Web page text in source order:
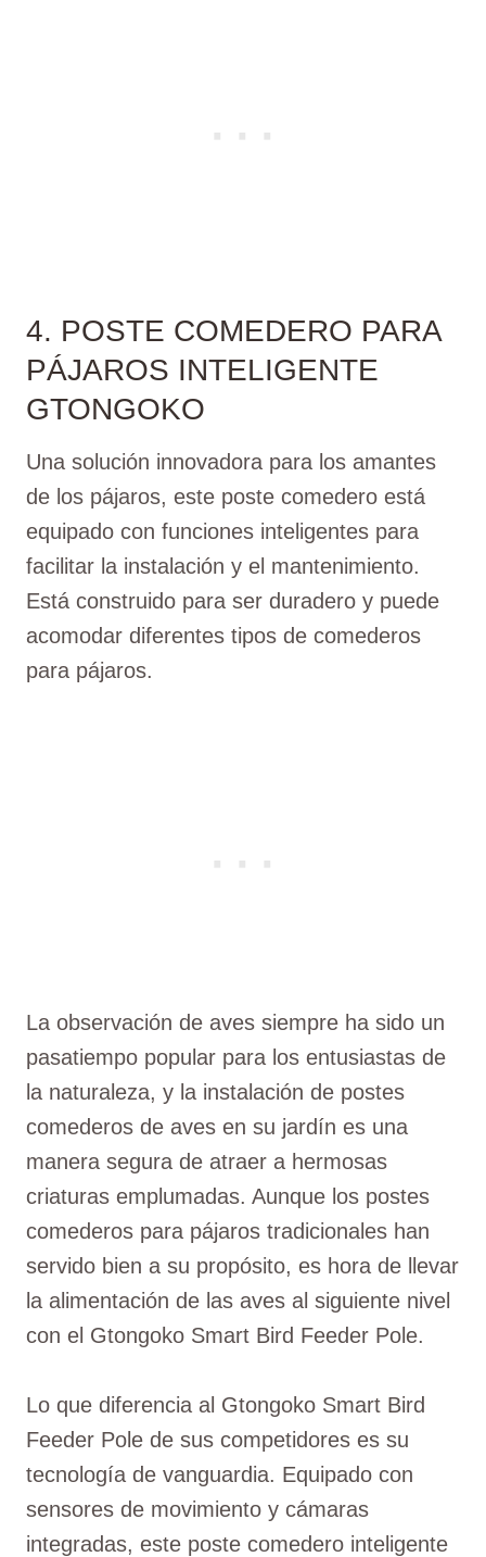
4. POSTE COMEDERO PARA
PÁJAROS INTELIGENTE
GTONGOKO
Una solución innovadora para los amantes
de los pájaros, este poste comedero está
equipado con funciones inteligentes para
facilitar la instalación y el mantenimiento.
Está construido para ser duradero y puede
acomodar diferentes tipos de comederos
para pájaros.
La observación de aves siempre ha sido un
pasatiempo popular para los entusiastas de
la naturaleza, y la instalación de postes
comederos de aves en su jardín es una
manera segura de atraer a hermosas
criaturas emplumadas. Aunque los postes
comederos para pájaros tradicionales han
servido bien a su propósito, es hora de llevar
la alimentación de las aves al siguiente nivel
con el Gtongoko Smart Bird Feeder Pole.
Lo que diferencia al Gtongoko Smart Bird
Feeder Pole de sus competidores es su
tecnología de vanguardia. Equipado con
sensores de movimiento y cámaras
integradas, este poste comedero inteligente